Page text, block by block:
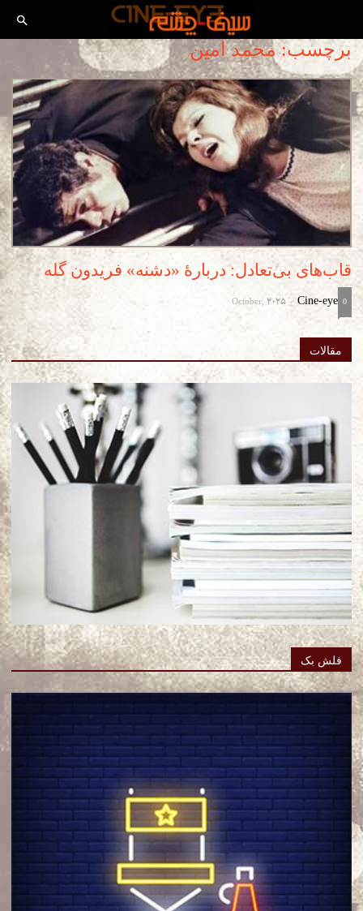
برچسب: محمد امین
قاب‌های بی‌تعادل: دربارۀ «دشنه» فریدون گله
Cine-eye
-
October, 2025 0
مقالات
فلش بک